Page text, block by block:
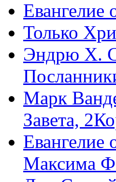
Только
Эндрю Х.
Марк
Завета,
Евангелие
Максима